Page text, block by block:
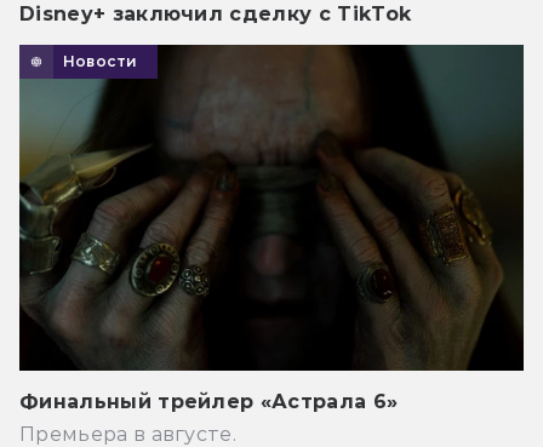
Disney+ заключил сделку с TikTok
Новости
Финальный трейлер «Астрала 6»
Премьера в августе.